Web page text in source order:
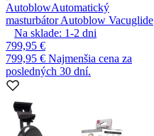
AutoblowAutomatický
masturbátor Autoblow Vacuglide
Na sklade: 1-2 dni
799,95 €
799,95 € Najmenšia cena za
posledných 30 dní.